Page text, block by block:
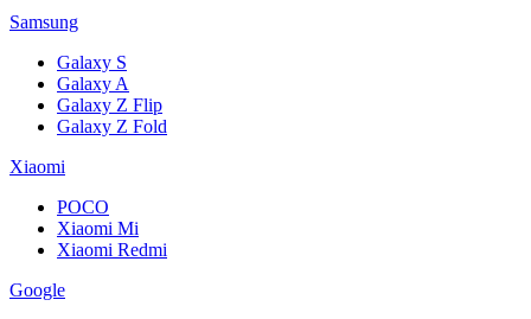
Samsung
Galaxy S
Galaxy A
Galaxy Z Flip
Galaxy Z Fold
Xiaomi
POCO
Xiaomi Mi
Xiaomi Redmi
Google